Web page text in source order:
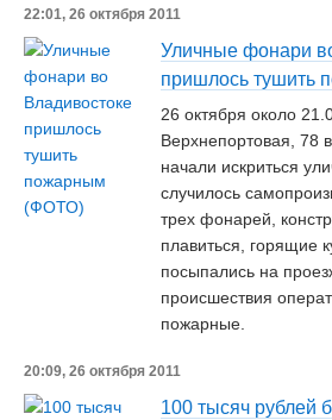
22:01, 26 октября 2011
Уличные фонари
пришлось тушить
26 октября около
Верхнепортовая, 78
начали искриться
случилось
трех фонарей,
плавиться, горящие
посыпались на
происшествия
пожарные.
20:09, 26 октября 2011
100 тысяч рублей